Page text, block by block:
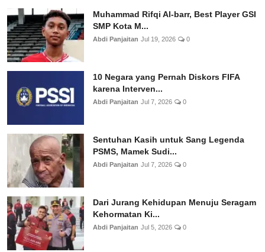
Muhammad Rifqi Al-barr, Best Player GSI
SMP Kota M...
Abdi Panjaitan Jul 19, 2026 0
10 Negara yang Pernah Diskors FIFA
karena Interven...
Abdi Panjaitan Jul 7, 2026 0
Sentuhan Kasih untuk Sang Legenda
PSMS, Mamek Sudi...
Abdi Panjaitan Jul 7, 2026 0
Dari Jurang Kehidupan Menuju Seragam
Kehormatan Ki...
Abdi Panjaitan Jul 5, 2026 0